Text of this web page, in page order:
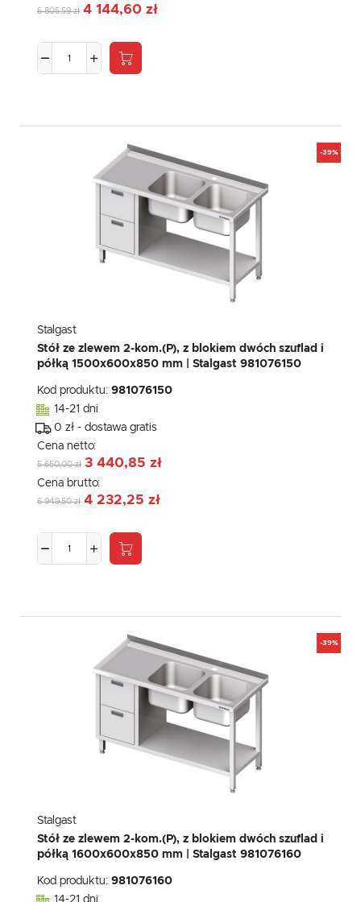
6 805,59 zł 4 144,60 zł
-39%
Stalgast
Stół ze zlewem 2-kom.(P), z blokiem dwóch szuflad i
półką 1500x600x850 mm | Stalgast 981076150
Kod produktu: 981076150
14-21 dni
0 zł - dostawa gratis
Cena netto:
5 650,00 zł 3 440,85 zł
Cena brutto:
6 949,50 zł 4 232,25 zł
-39%
Stalgast
Stół ze zlewem 2-kom.(P), z blokiem dwóch szuflad i
półką 1600x600x850 mm | Stalgast 981076160
Kod produktu: 981076160